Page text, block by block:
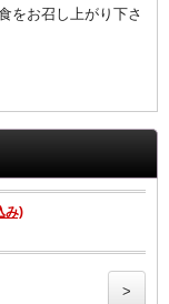
をお召し上がり下さ
和朝食のみの提供と
。
み)
>